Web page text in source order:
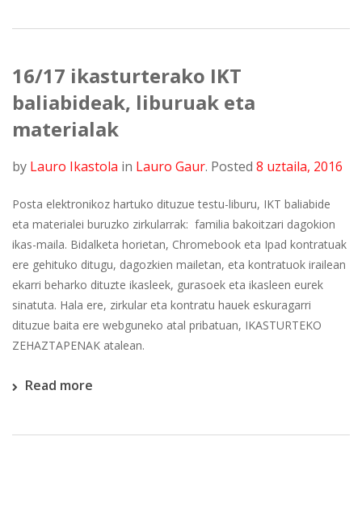
16/17 ikasturterako IKT
baliabideak, liburuak eta
materialak
by Lauro Ikastola in Lauro Gaur. Posted 8 uztaila, 2016
Posta elektronikoz hartuko dituzue testu-liburu, IKT baliabide
eta materialei buruzko zirkularrak: familia bakoitzari dagokion
ikas-maila. Bidalketa horietan, Chromebook eta Ipad kontratuak
ere gehituko ditugu, dagozkien mailetan, eta kontratuok irailean
ekarri beharko dituzte ikasleek, gurasoek eta ikasleen eurek
sinatuta. Hala ere, zirkular eta kontratu hauek eskuragarri
dituzue baita ere webguneko atal pribatuan, IKASTURTEKO
ZEHAZTAPENAK atalean.
Read more